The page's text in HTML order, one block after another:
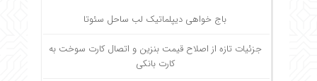
باج خواهی دیپلماتیک لب ساحل سئوتا
جزئیات تازه از اصلاح قیمت بنزین و اتصال کارت سوخت به
کارت بانکی